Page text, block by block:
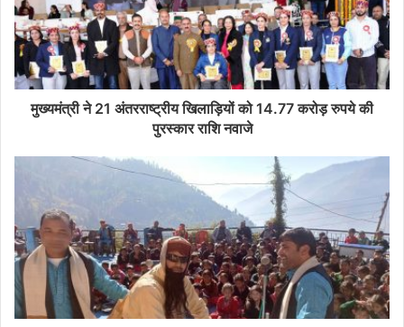
मुख्यमंत्री ने 21 अंतरराष्ट्रीय खिलाड़ियों को 14.77 करोड़ रुपये की
पुरस्कार राशि नवाजे